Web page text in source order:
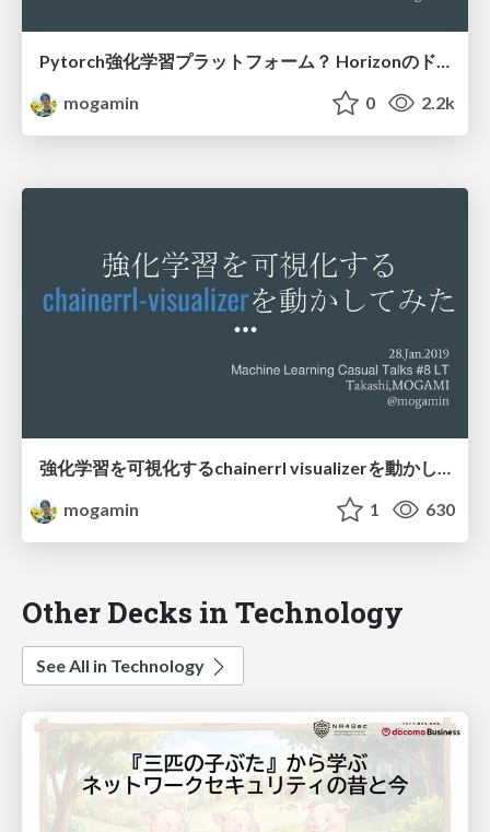
Pytorch強化学習プラットフォーム？ Horizonのドキュメントを読む
mogamin
0 2.2k
強化学習を可視化するchainerrl visualizerを動かしてみた
mogamin
1 630
Other Decks in Technology
See All in Technology